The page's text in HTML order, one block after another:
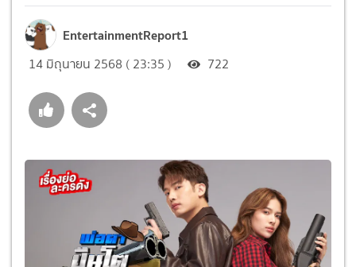
EntertainmentReport1
14 มิถุนายน 2568 ( 23:35 ) 722